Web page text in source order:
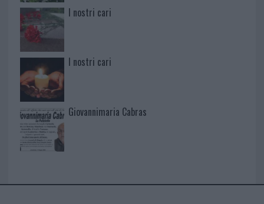
I nostri cari
I nostri cari
Giovannimaria Cabras